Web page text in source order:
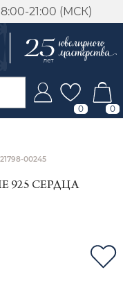
21:00 (МСК)
0 0
00245
925 СЕРДЦА